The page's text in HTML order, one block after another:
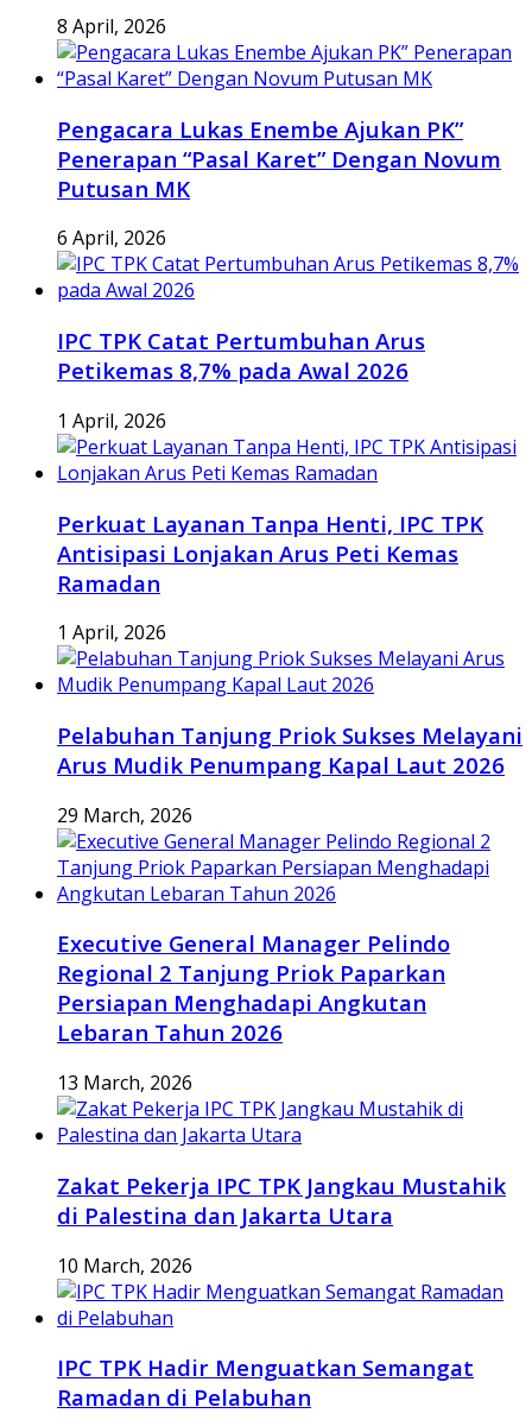
8 April, 2026
Pengacara Lukas Enembe Ajukan PK”
Penerapan “Pasal Karet” Dengan Novum
Putusan MK
6 April, 2026
IPC TPK Catat Pertumbuhan Arus
Petikemas 8,7% pada Awal 2026
1 April, 2026
Perkuat Layanan Tanpa Henti, IPC TPK
Antisipasi Lonjakan Arus Peti Kemas
Ramadan
1 April, 2026
Pelabuhan Tanjung Priok Sukses Melayani
Arus Mudik Penumpang Kapal Laut 2026
29 March, 2026
Executive General Manager Pelindo
Regional 2 Tanjung Priok Paparkan
Persiapan Menghadapi Angkutan
Lebaran Tahun 2026
13 March, 2026
Zakat Pekerja IPC TPK Jangkau Mustahik
di Palestina dan Jakarta Utara
10 March, 2026
IPC TPK Hadir Menguatkan Semangat
Ramadan di Pelabuhan